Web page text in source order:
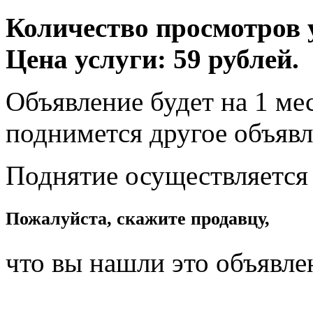
Количество просмотров
Цена услуги: 59 рублей.
Объявление будет на 1
поднимется другое
Поднятие
Пожалуйста, скажите продавцу,
что вы нашли это